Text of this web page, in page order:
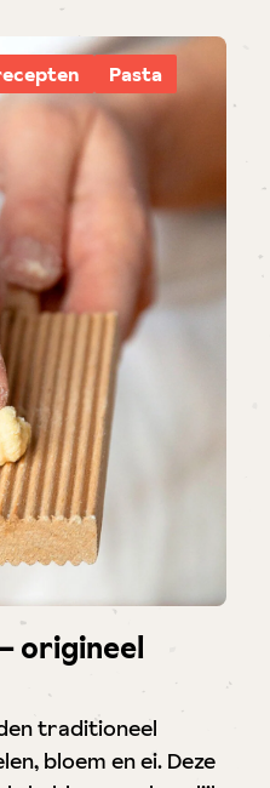
Pasta
origineel
traditioneel
bloem en ei. Deze